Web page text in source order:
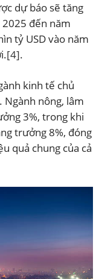
dự báo sẽ tăng
đến năm
tỷ USD vào năm
[4].
kinh tế chủ
nông, lâm
3%, trong khi
trưởng 8%, đóng
quả chung của cả